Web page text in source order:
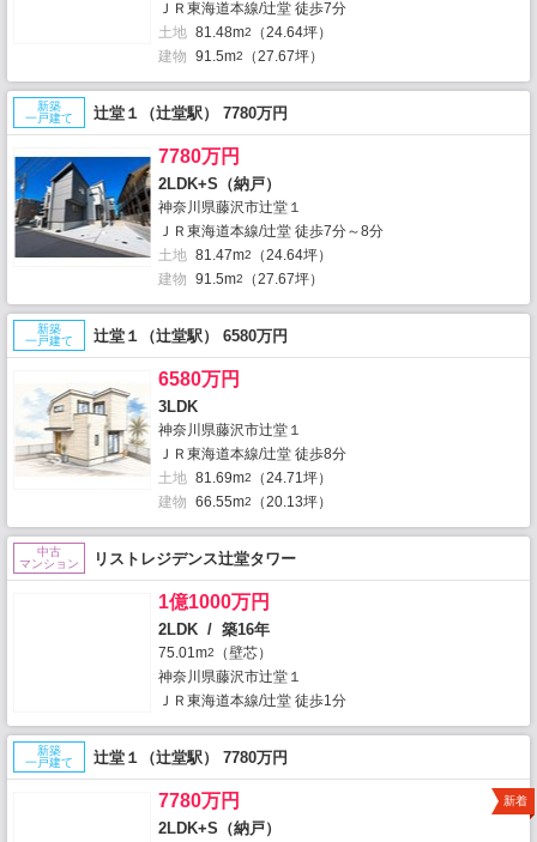
ＪＲ東海道本線/辻堂 徒歩7分
土地 81.48m2
（24.64坪）
建物 91.5m2 （27.67坪）
新築
一戸建て
辻堂１（辻堂駅） 7780万円
7780万円
2LDK+S（納戸）
神奈川県藤沢市辻堂１
ＪＲ東海道本線/辻堂 徒歩7分～8分
土地 81.47m2
（24.64坪）
建物 91.5m2 （27.67坪）
新築
一戸建て
辻堂１（辻堂駅） 6580万円
6580万円
3LDK
神奈川県藤沢市辻堂１
ＪＲ東海道本線/辻堂 徒歩8分
土地 81.69m2
（24.71坪）
建物 66.55m2 （20.13坪）
中古
マンション
リストレジデンス辻堂タワー
1億1000万円
2LDK / 築16年
75.01m2
（壁芯）
神奈川県藤沢市辻堂１
ＪＲ東海道本線/辻堂 徒歩1分
新築
一戸建て
辻堂１（辻堂駅） 7780万円
7780万円
2LDK+S（納戸）
新着